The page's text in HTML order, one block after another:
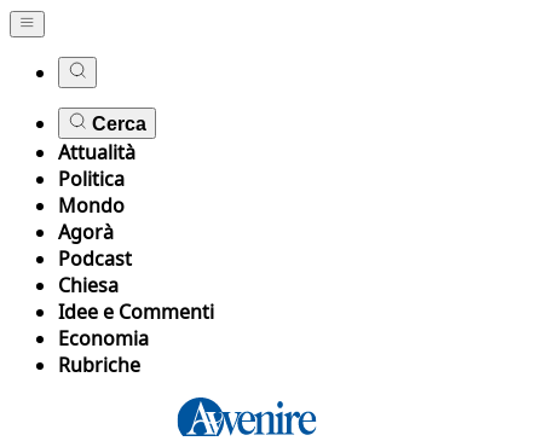
Cerca
Attualità
Politica
Mondo
Agorà
Podcast
Chiesa
Idee e Commenti
Economia
Rubriche